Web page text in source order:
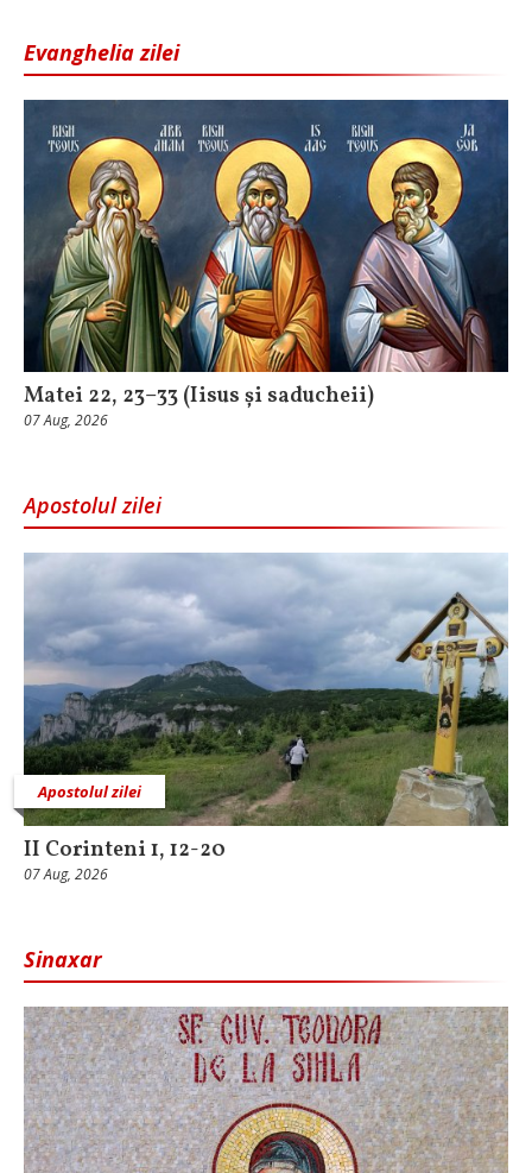
Evanghelia zilei
Matei 22, 23–33 (Iisus și saducheii)
07 Aug, 2026
Apostolul zilei
Apostolul zilei
II Corinteni 1, 12-20
07 Aug, 2026
Sinaxar